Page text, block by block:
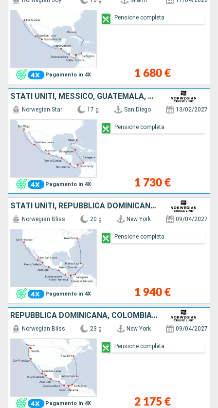
Pagamento in 4X 1 680 €
Pensione completa
STATI UNITI, MESSICO, GUATEMALA, COSTA RICA, PANAMA, COLOMBIA, ISOLE CAYMAN
Pagamento in 4X
Norwegian Star 17 g San Diego 13/02/2027
1 730 €
Pensione completa
STATI UNITI, REPUBBLICA DOMINICANA, COLOMBIA, PANAMA, PORTORICO, GUATEMALA, MESSICO
Pagamento in 4X
Norwegian Bliss 20 g New York 09/04/2027
1 940 €
Pensione completa
REPUBBLICA DOMINICANA, COLOMBIA, PANAMA, PORTORICO, GUATEMALA, MESSICO, STATI UNITI, CANADA
Pagamento in 4X
Norwegian Bliss 23 g New York 09/04/2027
2 175 €
Pensione completa